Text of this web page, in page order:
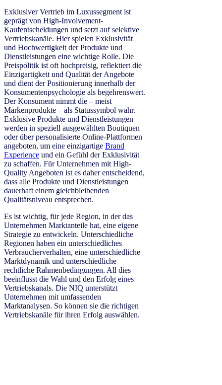
Exklusiver Vertrieb im Luxussegment ist
geprägt von High-Involvement-
Kaufentscheidungen und setzt auf selektive
Vertriebskanäle. Hier spielen Exklusivität
und Hochwertigkeit der Produkte und
Dienstleistungen eine wichtige Rolle. Die
Preispolitik ist oft hochpreisig, reflektiert die
Einzigartigkeit und Qualität der Angebote
und dient der Positionierung innerhalb der
Konsumentenpsychologie als begehrenswert.
Der Konsument nimmt die – meist
Markenprodukte – als Statussymbol wahr.
Exklusive Produkte und Dienstleistungen
werden in speziell ausgewählten Boutiquen
oder über personalisierte Online-Plattformen
angeboten, um eine einzigartige Brand
Experience und ein Gefühl der Exklusivität
zu schaffen. Für Unternehmen mit High-
Quality Angeboten ist es daher entscheidend,
dass alle Produkte und Dienstleistungen
dauerhaft einem gleichbleibenden
Qualitätsniveau entsprechen.
Es ist wichtig, für jede Region, in der das
Unternehmen Marktanteile hat, eine eigene
Strategie zu entwickeln. Unterschiedliche
Regionen haben ein unterschiedliches
Verbraucherverhalten, eine unterschiedliche
Marktdynamik und unterschiedliche
rechtliche Rahmenbedingungen. All dies
beeinflusst die Wahl und den Erfolg eines
Vertriebskanals. Die NIQ unterstützt
Unternehmen mit umfassenden
Marktanalysen. So können sie die richtigen
Vertriebskanäle für ihren Erfolg auswählen.